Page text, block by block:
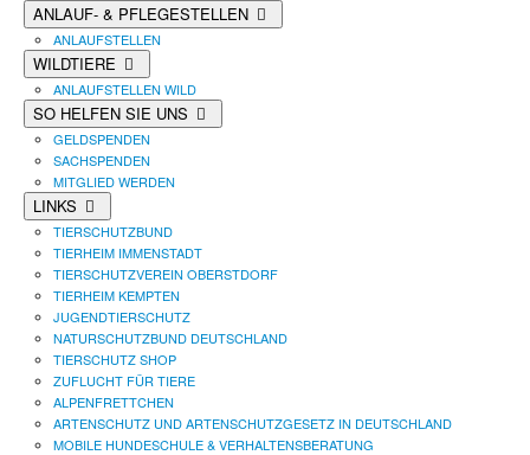
ANLAUF- & PFLEGESTELLEN
ANLAUFSTELLEN
WILDTIERE
ANLAUFSTELLEN WILD
SO HELFEN SIE UNS
GELDSPENDEN
SACHSPENDEN
MITGLIED WERDEN
LINKS
TIERSCHUTZBUND
TIERHEIM IMMENSTADT
TIERSCHUTZVEREIN OBERSTDORF
TIERHEIM KEMPTEN
JUGENDTIERSCHUTZ
NATURSCHUTZBUND DEUTSCHLAND
TIERSCHUTZ SHOP
ZUFLUCHT FÜR TIERE
ALPENFRETTCHEN
ARTENSCHUTZ UND ARTENSCHUTZGESETZ IN DEUTSCHLAND
MOBILE HUNDESCHULE & VERHALTENSBERATUNG